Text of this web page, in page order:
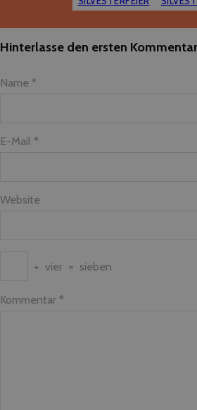
Hinterlasse den ersten Kommentar
Name *
E-Mail *
Website
+ vier = sieben
Kommentar *